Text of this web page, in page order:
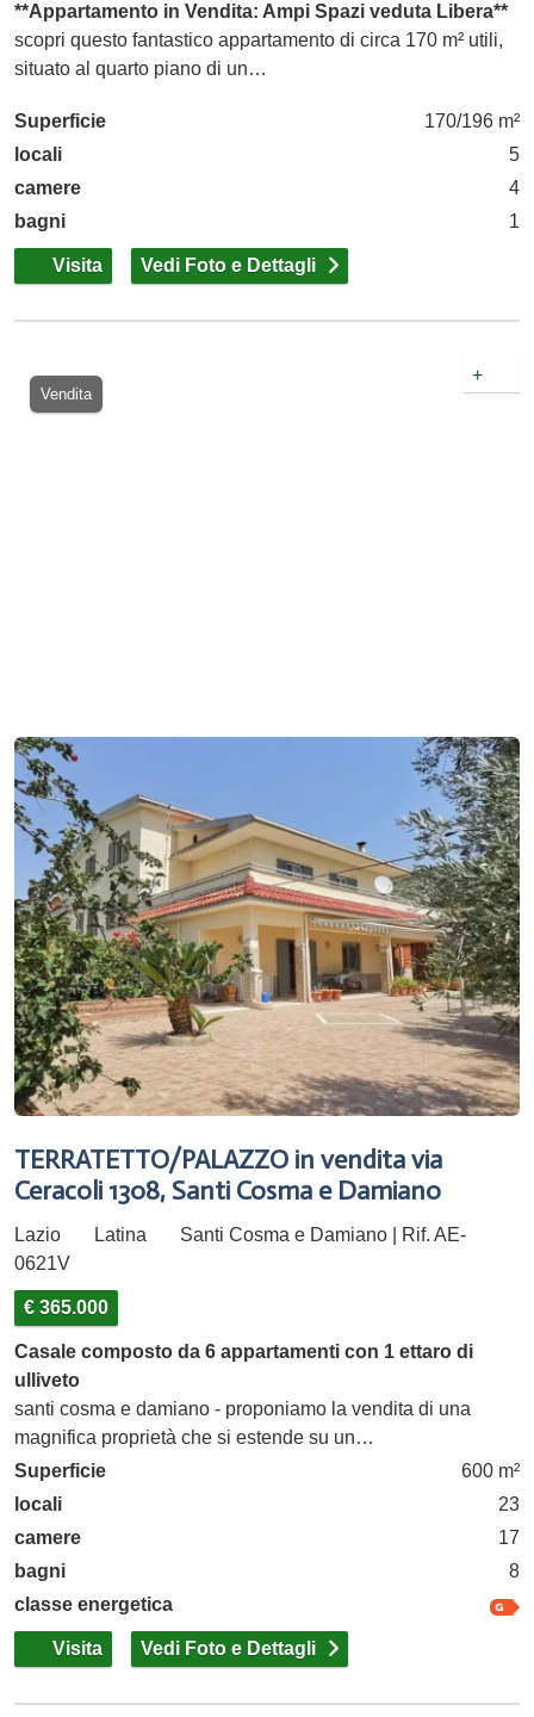
**Appartamento in Vendita: Ampi Spazi veduta Libera**
scopri questo fantastico appartamento di circa 170 m² utili,
situato al quarto piano di un…
Superficie
170/196 m²
locali
5
camere
4
bagni
1
Visita Vedi Foto e Dettagli
Vendita
+
TERRATETTO/PALAZZO in vendita via
Ceracoli 1308, Santi Cosma e Damiano
Lazio Latina
Santi Cosma e Damiano | Rif. AE-
0621V
€ 365.000
Casale composto da 6 appartamenti con 1 ettaro di
ulliveto
santi cosma e damiano - proponiamo la vendita di una
magnifica proprietà che si estende su un…
Superficie
600 m²
locali
23
camere
17
bagni
8
classe energetica
Visita Vedi Foto e Dettagli